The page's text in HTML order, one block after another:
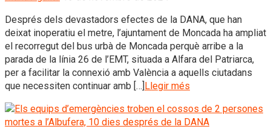
Després dels devastadors efectes de la DANA, que han
deixat inoperatiu el metre, l’ajuntament de Moncada ha ampliat
el recorregut del bus urbà de Moncada perquè arribe a la
parada de la línia 26 de l’EMT, situada a Alfara del Patriarca,
per a facilitar la connexió amb València a aquells ciutadans
que necessiten continuar amb […]Llegir més